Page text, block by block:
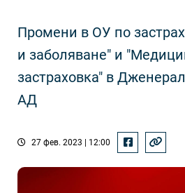
Промени в ОУ по
и заболяване" и
застраховка" в
АД
27 фев. 2023 | 12:00